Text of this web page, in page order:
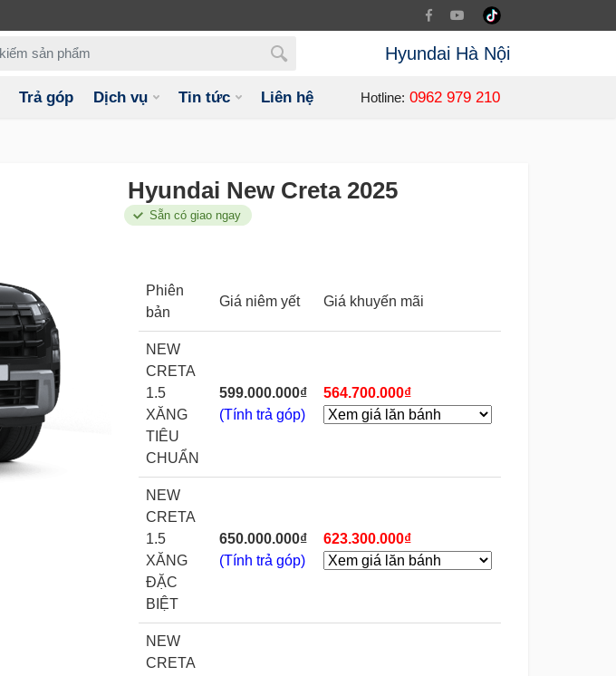
Trả góp Dịch vụ Tin tức Liên hệ Hotline: 0962 979 210
Hyundai Hà Nội
Hyundai New Creta 2025
Sẵn có giao ngay
Phiên
bản
Giá niêm yết Giá khuyến mãi
NEW
CRETA
1.5
XĂNG
TIÊU
CHUẨN
599.000.000₫
(Tính trả góp)
564.700.000₫
NEW
CRETA
1.5
XĂNG
ĐẶC
BIỆT
650.000.000₫
(Tính trả góp)
623.300.000₫
NEW
CRETA